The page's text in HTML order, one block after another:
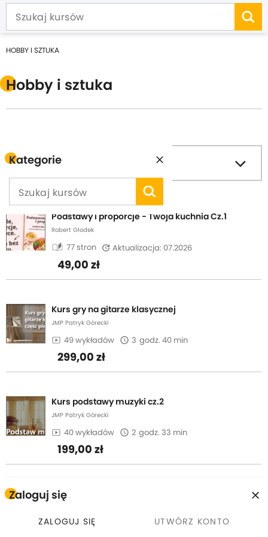
Kategorie
Zaloguj się
ZALOGUJ SIĘ UTWÓRZ KONTO
HOBBY I SZTUKA
Hobby i sztuka
filter_list Filtruj
Podstawy i proporcje - Twoja kuchnia Cz.1
Robert Głodek
auto_stories 77 stron Aktualizacja: 07.2026
49,00 zł
Kurs gry na gitarze klasycznej
JMP Patryk Górecki
49 wykładów 3 godz. 40 min
299,00 zł
Kurs podstawy muzyki cz.2
JMP Patryk Górecki
40 wykładów 2 godz. 33 min
199,00 zł
Wsparcia autora
uczesnictwa w kursie.